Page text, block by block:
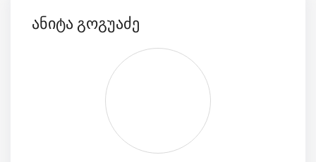
ანიტა გოგუაძე